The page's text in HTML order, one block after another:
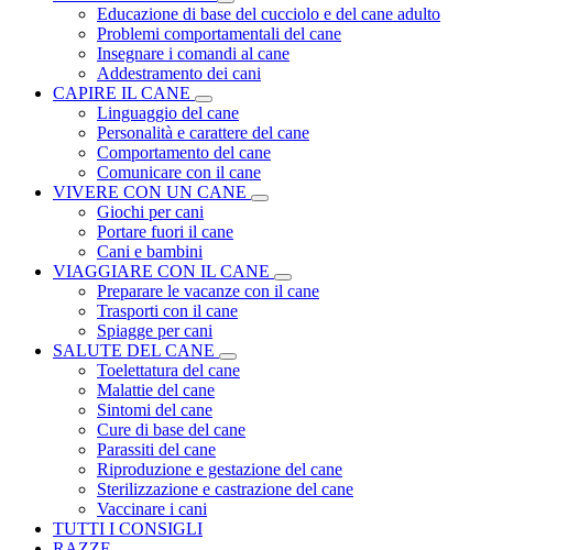
Educazione di base del cucciolo e del cane adulto
Problemi comportamentali del cane
Insegnare i comandi al cane
Addestramento dei cani
CAPIRE IL CANE
Linguaggio del cane
Personalità e carattere del cane
Comportamento del cane
Comunicare con il cane
VIVERE CON UN CANE
Giochi per cani
Portare fuori il cane
Cani e bambini
VIAGGIARE CON IL CANE
Preparare le vacanze con il cane
Trasporti con il cane
Spiagge per cani
SALUTE DEL CANE
Toelettatura del cane
Malattie del cane
Sintomi del cane
Cure di base del cane
Parassiti del cane
Riproduzione e gestazione del cane
Sterilizzazione e castrazione del cane
Vaccinare i cani
TUTTI I CONSIGLI